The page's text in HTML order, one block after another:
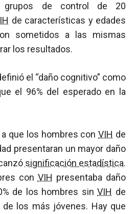
grupos de control de 20
de características y edades
sometidos a las mismas
los resultados.
el “daño cognitivo” como
el 96% del esperado en la
a que los hombres conVIH de
presentaran un mayor daño
significación estadística.
con VIH presentaba daño
de los hombres sinVIH de
de los más jóvenes. Hay que